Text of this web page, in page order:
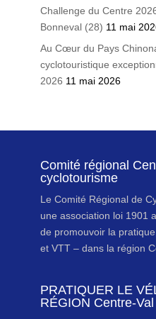
Challenge du Centre
Bonneval (28) 11 mai
Au Cœur du Pays
cyclotouristique
2026 11 mai 2026
Comité régional
cyclotourisme
Le Comité Régional de
une association loi 1901
de promouvoir la
et VTT – dans la région
PRATIQUER LE
RÉGION Centre-